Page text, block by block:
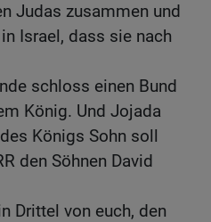
Judas zusammen und
Israel, dass sie nach
schloss einen Bund
König. Und Jojada
Königs Sohn soll
den Söhnen David
Drittel von euch, den